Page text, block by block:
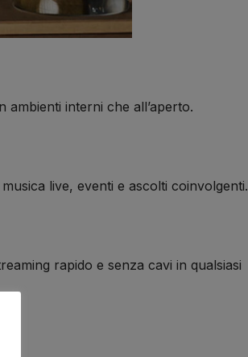
ambienti interni che all’aperto.
live, eventi e ascolti coinvolgenti.
rapido e senza cavi in qualsiasi